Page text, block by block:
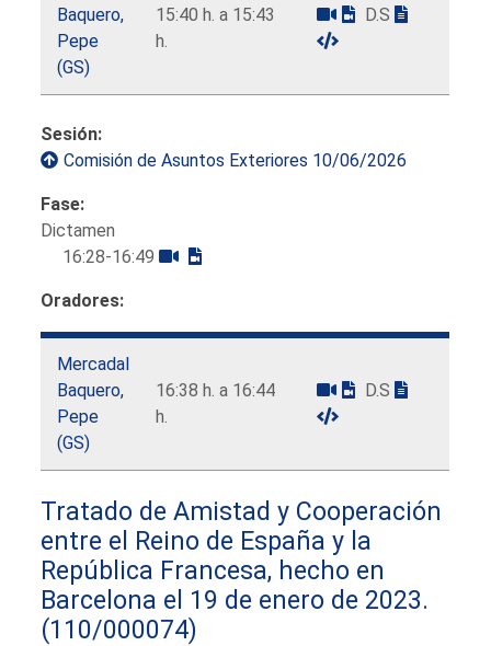
Baquero,
Pepe
(GS)
15:40 h. a 15:43
h.
D.S
Sesión:
Comisión de Asuntos Exteriores 10/06/2026
Fase:
Dictamen
16:28-16:49
Oradores:
Mercadal
Baquero,
Pepe
(GS)
16:38 h. a 16:44
h.
D.S
Tratado de Amistad y Cooperación
entre el Reino de España y la
República Francesa, hecho en
Barcelona el 19 de enero de 2023.
(110/000074)